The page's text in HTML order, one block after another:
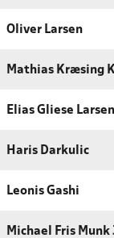
Oliver Larsen
Mathias Kræsing
Elias Gliese Larsen
Haris Darkulic
Leonis Gashi
Michael Fris Munk